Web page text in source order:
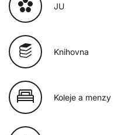
JU
Knihovna
Koleje a menzy